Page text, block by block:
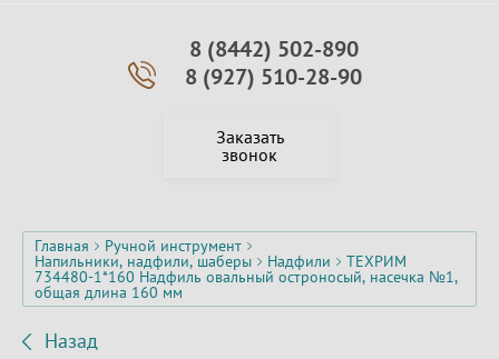
8 (8442) 502-890
8 (927) 510-28-90
Заказать
звонок
Главная Ручной инструмент
Напильники, надфили, шаберы Надфили ТЕХРИМ
734480-1*160 Надфиль овальный остроносый, насечка №1,
общая длина 160 мм
Назад